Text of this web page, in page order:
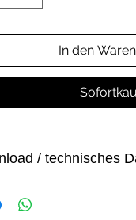
In den
/ technisches